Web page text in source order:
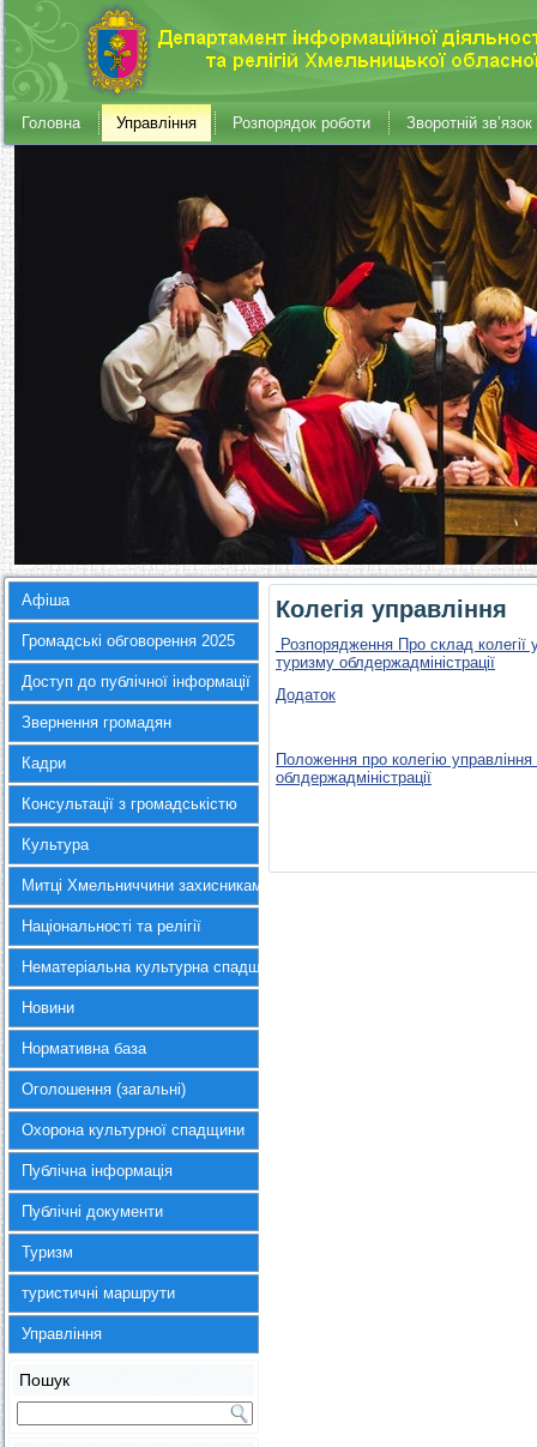
Головна Управління Розпорядок роботи Зворотній зв’язок
Афіша
Громадські обговорення 2025
Доступ до публічної інформації
Звернення громадян
Кадри
Консультації з громадськістю
Культура
Митці Хмельниччини захисникам України
Національності та релігії
Нематеріальна культурна спадщина
Новини
Нормативна база
Оголошення (загальні)
Охорона культурної спадщини
Публічна інформація
Публічні документи
Туризм
туристичні маршрути
Управління
Пошук
Колегія управління
Розпорядження Про склад колегії
туризму облдержадміністрації
Додаток
Положення про колегію управління
облдержадміністрації